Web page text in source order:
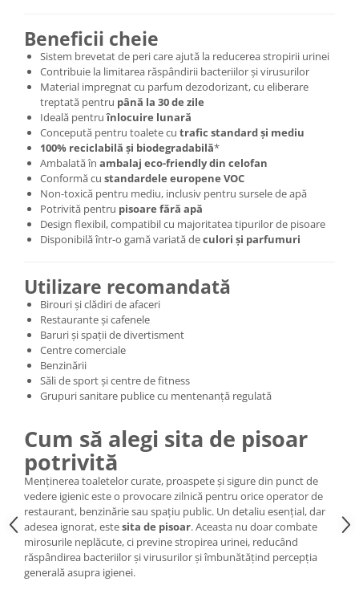
Beneficii cheie
Sistem brevetat de peri care ajută la reducerea stropirii urinei
Contribuie la limitarea răspândirii bacteriilor și virusurilor
Material impregnat cu parfum dezodorizant, cu eliberare
treptată pentru până la 30 de zile
Ideală pentruînlocuire lunară
Concepută pentru toalete cu trafic standard și mediu
100% reciclabilă și biodegradabilă*
Ambalată în ambalaj eco-friendly din celofan
Conformă cu standardele europene VOC
Non-toxică pentru mediu, inclusiv pentru sursele de apă
Potrivită pentru pisoare fără apă
Design flexibil, compatibil cu majoritatea tipurilor de pisoare
Disponibilă într-o gamă variată deculori și parfumuri
Utilizare recomandată
Birouri și clădiri de afaceri
Restaurante și cafenele
Baruri și spații de divertisment
Centre comerciale
Benzinării
Săli de sport și centre de fitness
Grupuri sanitare publice cu mentenanță regulată
Cum să alegi sita de pisoar
potrivită
Menținerea toaletelor curate, proaspete și sigure din punct de
vedere igienic este o provocare zilnică pentru orice operator de
restaurant, benzinărie sau spațiu public. Un detaliu esențial, dar
adesea ignorat, estesita de pisoar. Aceasta nu doar combate
mirosurile neplăcute, ci previne stropirea urinei, reducând
răspândirea bacteriilor și virusurilor și îmbunătățind percepția
generală asupra igienei.